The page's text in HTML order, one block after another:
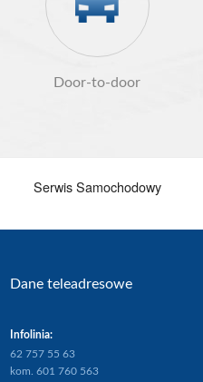
Door-to-door
Serwis Samochodowy
Dane teleadresowe
Infolinia:
62 757 55 63
kom. 601 760 563